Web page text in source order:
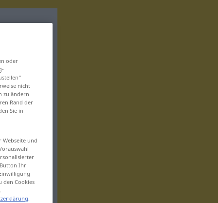
oder
nicht
zu ändern
Rand der
Sie in
und
Ihr
den Cookies
.